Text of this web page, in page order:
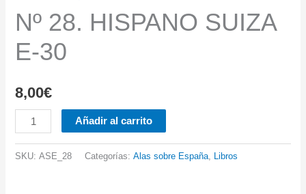
Nº 28. HISPANO SUIZA
E-30
8,00€
28.
HISPANO
Añadir al carrito
SKU:ASE_28 Categorías:Alas sobre España, Libros